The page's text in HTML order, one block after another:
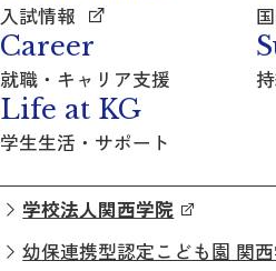
入試情報
Career
就職・キャリア支援
Life at KG
学生生活・サポート
学校法人関西学院
幼保連携型認定こども園 関